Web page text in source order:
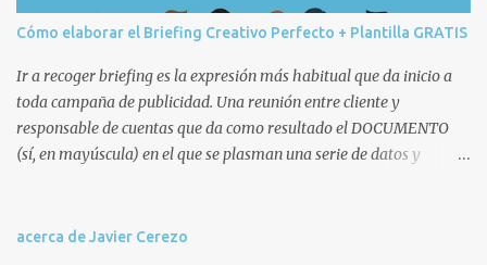
Cómo elaborar el Briefing Creativo Perfecto + Plantilla GRATIS
Ir a recoger briefing es la expresión más habitual que da inicio a
toda campaña de publicidad. Una reunión entre cliente y
responsable de cuentas que da como resultado el DOCUMENTO
(sí, en mayúscula) en el que se plasman una serie de datos y
involucrado en la campaña. Remitiéndonos a la ANA, que no es
acerca de Javier Cerezo